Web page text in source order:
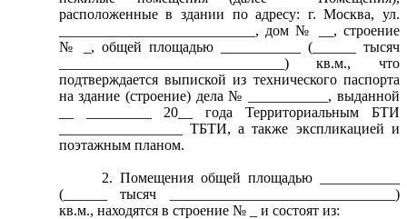
расположенные в здании по адресу: г. Москва, ул.
, дом № __, строение
№ _ , общей площадью ___________ (______ тысяч
_______________________________) кв.м., что
подтверждается выпиской из технического паспорта
на здание (строение) дела № ___________, выданной
__ _________ 20__ года Территориальным БТИ
_________________ ТБТИ, а также экспликацией и
поэтажным планом.
2. Помещения общей площадью ___________
(______ тысяч _______________________________)
кв.м., находятся в строение № _ и состоят из: